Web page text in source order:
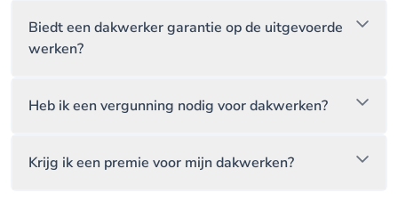
Biedt een dakwerker garantie op de uitgevoerde
werken?
Heb ik een vergunning nodig voor dakwerken?
Krijg ik een premie voor mijn dakwerken?